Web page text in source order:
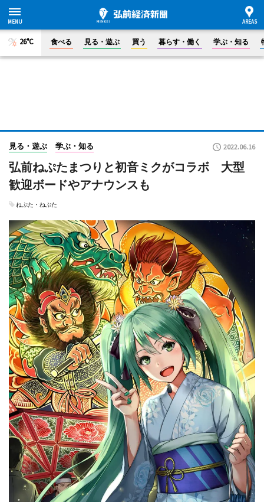
26°C 食べる 見る・遊ぶ 買う 暮らす・働く 学ぶ・知る
見る・遊ぶ 学ぶ・知る 2022.06.16
弘前ねぷたまつりと初音ミクがコラボ 大型
歓迎ボードやアナウンスも
ねぷた・ねぶた